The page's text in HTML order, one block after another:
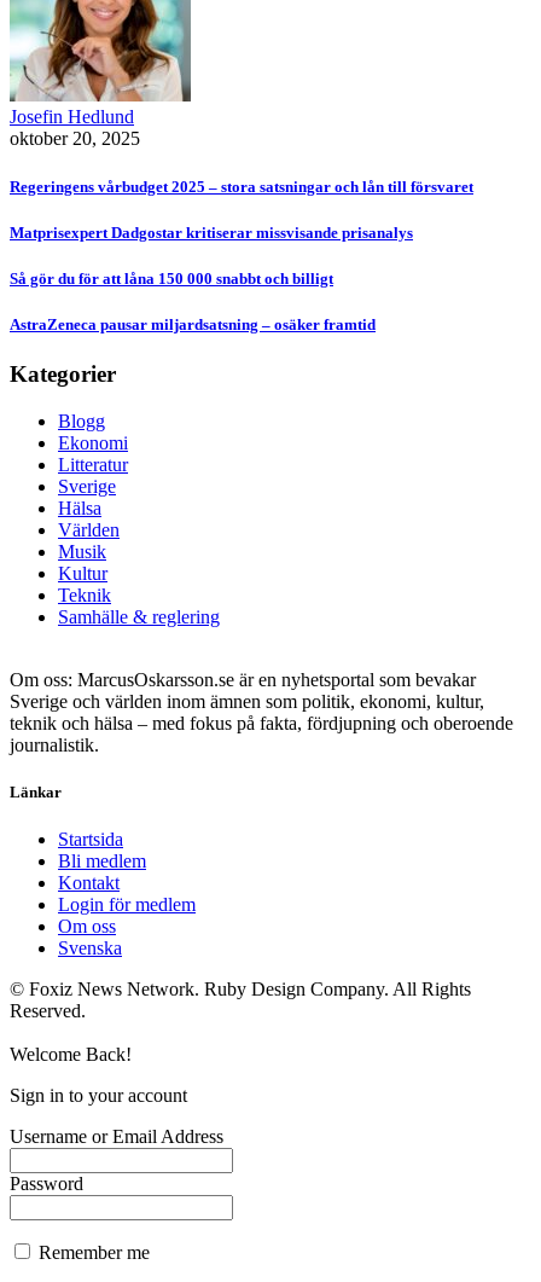
Josefin Hedlund
oktober 20, 2025
Regeringens vårbudget 2025 – stora satsningar och lån till försvaret
Matprisexpert Dadgostar kritiserar missvisande prisanalys
Så gör du för att låna 150 000 snabbt och billigt
AstraZeneca pausar miljardsatsning – osäker framtid
Kategorier
Blogg
Ekonomi
Litteratur
Sverige
Hälsa
Världen
Musik
Kultur
Teknik
Samhälle & reglering
Om oss: MarcusOskarsson.se är en nyhetsportal som bevakar
Sverige och världen inom ämnen som politik, ekonomi, kultur,
teknik och hälsa – med fokus på fakta, fördjupning och oberoende
journalistik.
Länkar
Startsida
Bli medlem
Kontakt
Login för medlem
Om oss
Svenska
© Foxiz News Network. Ruby Design Company. All Rights
Reserved.
Welcome Back!
Sign in to your account
Username or Email Address
Password
Remember me